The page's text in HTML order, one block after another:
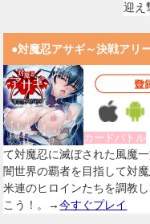
迎え
●対魔忍アサギ～決戦アリ
カードバトル
て対魔忍に滅ぼされた風魔
闇世界の覇者を目指して対
米連のヒロインたちを調教
こう！。→今すぐプレイ